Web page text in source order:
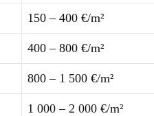
150 – 400 €/m²
400 – 800 €/m²
800 – 1 500 €/m²
1 000 – 2 000 €/m²